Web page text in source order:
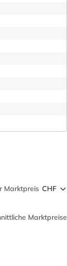
Marktpreis
Marktpreise